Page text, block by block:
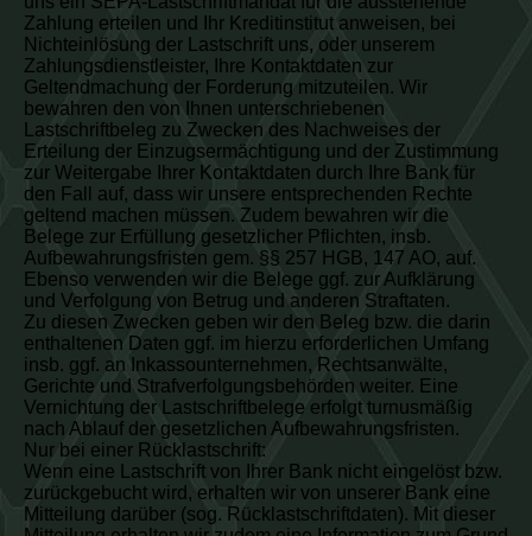
Zahlung erteilen und Ihr Kreditinstitut anweisen, bei
Nichteinlösung der Lastschrift uns, oder unserem
Zahlungsdienstleister, Ihre Kontaktdaten zur
Geltendmachung der Forderung mitzuteilen. Wir
bewahren den von Ihnen unterschriebenen
Lastschriftbeleg zu Zwecken des Nachweises der
Erteilung der Einzugsermächtigung und der Zustimmung
zur Weitergabe Ihrer Kontaktdaten durch Ihre Bank für
den Fall auf, dass wir unsere entsprechenden Rechte
geltend machen müssen. Zudem bewahren wir die
Belege zur Erfüllung gesetzlicher Pflichten, insb.
Aufbewahrungsfristen gem. §§ 257 HGB, 147 AO, auf.
Ebenso verwenden wir die Belege ggf. zur Aufklärung
und Verfolgung von Betrug und anderen Straftaten.
Zu diesen Zwecken geben wir den Beleg bzw. die darin
enthaltenen Daten ggf. im hierzu erforderlichen Umfang
insb. ggf. an Inkassounternehmen, Rechtsanwälte,
Gerichte und Strafverfolgungsbehörden weiter. Eine
Vernichtung der Lastschriftbelege erfolgt turnusmäßig
nach Ablauf der gesetzlichen Aufbewahrungsfristen.
Nur bei einer Rücklastschrift:
Wenn eine Lastschrift von Ihrer Bank nicht eingelöst bzw.
zurückgebucht wird, erhalten wir von unserer Bank eine
Mitteilung darüber (sog. Rücklastschriftdaten). Mit dieser